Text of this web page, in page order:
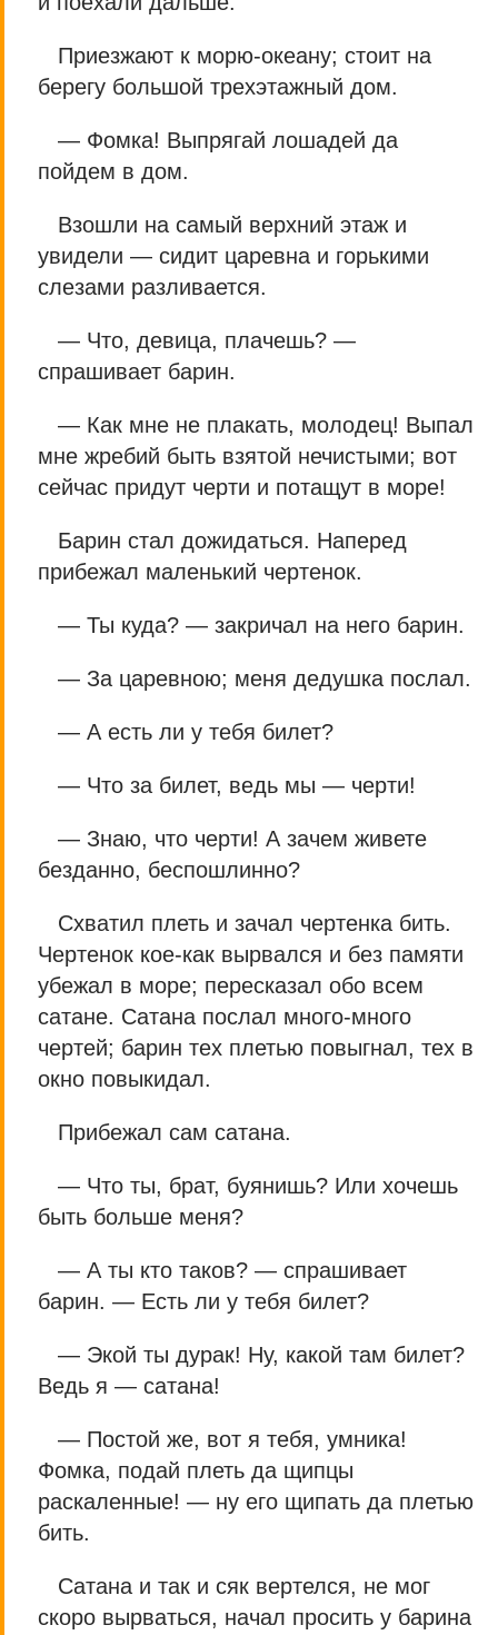
Приезжают к морю-океану; стоит на
берегу большой трехэтажный дом.
— Фомка! Выпрягай лошадей да
пойдем в дом.
Взошли на самый верхний этаж и
увидели — сидит царевна и горькими
слезами разливается.
— Что, девица, плачешь? —
спрашивает барин.
— Как мне не плакать, молодец! Выпал
мне жребий быть взятой нечистыми; вот
сейчас придут черти и потащут в море!
Барин стал дожидаться. Наперед
прибежал маленький чертенок.
— Ты куда? — закричал на него барин.
— За царевною; меня дедушка послал.
— А есть ли у тебя билет?
— Что за билет, ведь мы — черти!
— Знаю, что черти! А зачем живете
безданно, беспошлинно?
Схватил плеть и зачал чертенка бить.
Чертенок кое-как вырвался и без памяти
убежал в море; пересказал обо всем
сатане. Сатана послал много-много
чертей; барин тех плетью повыгнал, тех в
окно повыкидал.
Прибежал сам сатана.
— Что ты, брат, буянишь? Или хочешь
быть больше меня?
— А ты кто таков? — спрашивает
барин. — Есть ли у тебя билет?
— Экой ты дурак! Ну, какой там билет?
Ведь я — сатана!
— Постой же, вот я тебя, умника!
Фомка, подай плеть да щипцы
раскаленные! — ну его щипать да плетью
бить.
Сатана и так и сяк вертелся, не мог
скоро вырваться, начал просить у барина